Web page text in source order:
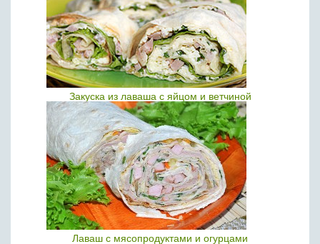
Закуска из лаваша с яйцом и ветчиной
Лаваш с мясопродуктами и огурцами